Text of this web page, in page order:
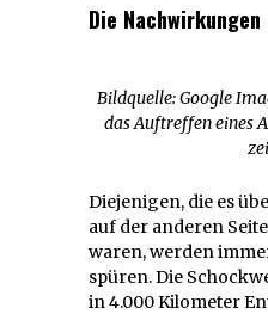
Die
Bildquelle: Google
das Auftreffen eines
Diejenigen, die es
auf der anderen
waren, werden
spüren. Die
in 4.000 Kilometer